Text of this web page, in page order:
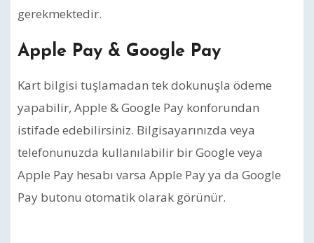
gerekmektedir.
Apple Pay & Google Pay
Kart bilgisi tuşlamadan tek dokunuşla ödeme
yapabilir, Apple & Google Pay konforundan
istifade edebilirsiniz. Bilgisayarınızda veya
telefonunuzda kullanılabilir bir Google veya
Apple Pay hesabı varsa Apple Pay ya da Google
Pay butonu otomatik olarak görünür.